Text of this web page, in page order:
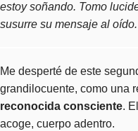
estoy soñando. Tomo
susurre su mensaje al
Me desperté de este
grandilocuente, como una
reconocida consciente.
acoge, cuerpo adentro.